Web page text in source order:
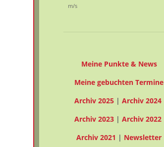
m/s
Meine Punkte & News
Meine gebuchten Termine
Archiv 2025 |Archiv 2024
Archiv 2023 |Archiv 2022
Archiv 2021 | Newsletter